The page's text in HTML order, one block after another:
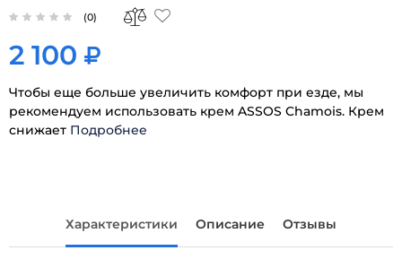
(0)
2 100
Чтобы еще больше увеличить комфорт при езде, мы
рекомендуем использовать крем ASSOS Chamois. Крем
снижает Подробнее
Характеристики Описание Отзывы